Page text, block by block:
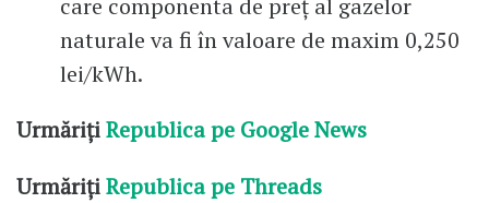
naturale va fi în valoare de maxim 0,250
lei/kWh.
UrmărițiRepublica pe Google News
UrmărițiRepublica pe Threads